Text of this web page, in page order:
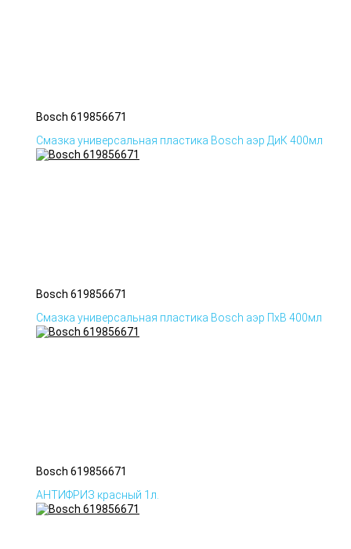
Bosch 619856671
Смазка универсальная пластика Bosch аэр ДиК 400мл
Bosch 619856671
Смазка универсальная пластика Bosch аэр ПхВ 400мл
Bosch 619856671
АНТИФРИЗ красный 1л.